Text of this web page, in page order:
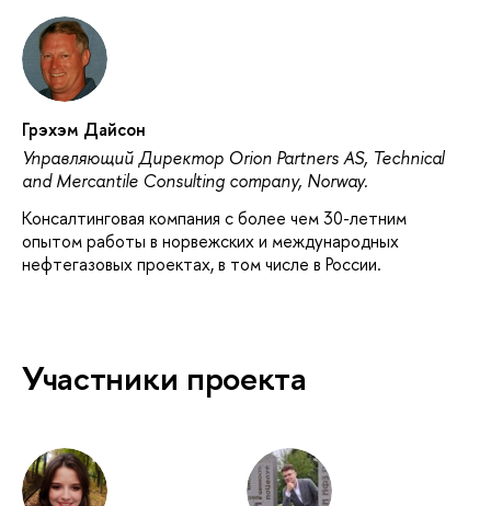
Грэхэм Дайсон
Управляющий Директор Orion Partners AS, Technical
and Mercantile Consulting company, Norway.
Консалтинговая компания с более чем 30-летним
опытом работы в норвежских и международных
нефтегазовых проектах, в том числе в России.
Участники проекта